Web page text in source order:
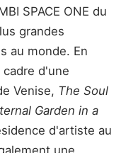
SPACE ONE du
grandes
au monde. En
cadre d'une
Venise, The Soul
Garden in a
d'artiste au
une